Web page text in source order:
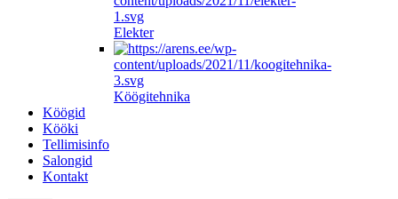
Elekter
Köögitehnika
Köögid
Kööki
Tellimisinfo
Salongid
Kontakt